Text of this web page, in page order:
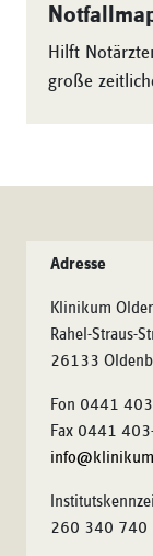
Hilft
große
Adresse
Klinikum
Rahel-Straus-
26133
Fon 0441
Fax 0441
260 340 740